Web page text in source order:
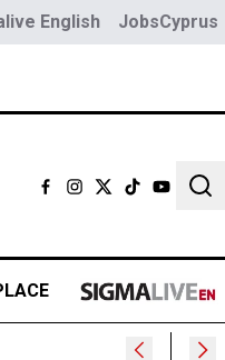
English JobsCyprus